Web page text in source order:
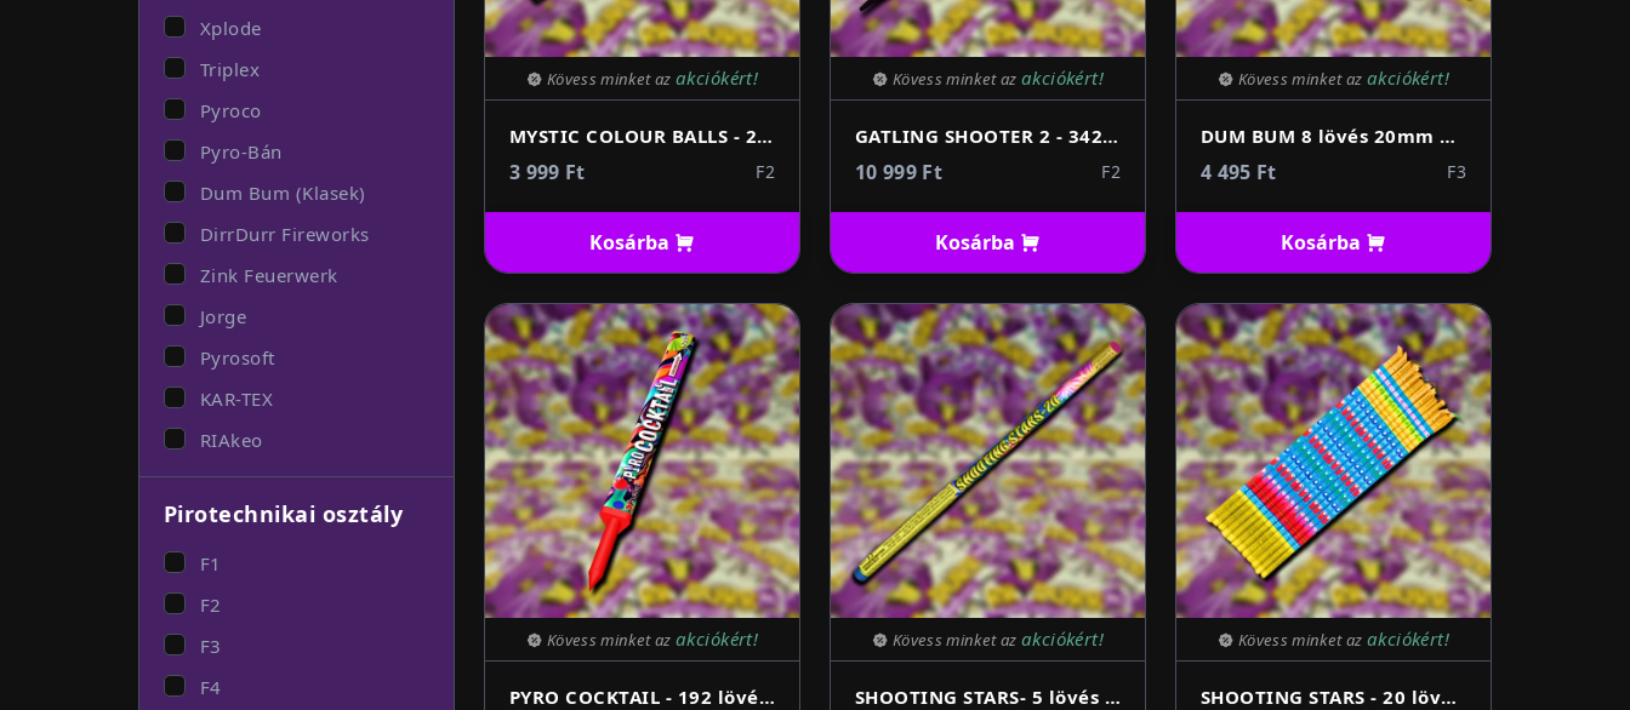
Xplode
Triplex
Pyroco
Pyro-Bán
Dum Bum (Klasek)
DirrDurr Fireworks
Zink Feuerwerk
Jorge
Pyrosoft
KAR-TEX
RIAkeo
Pirotechnikai osztály
F1
F2
F3
F4
Kövess minket az akciókért!
MYSTIC COLOUR BALLS - 20 lövés 12mm
3 999 Ft F2
Kosárba
Kövess minket az akciókért!
GATLING SHOOTER 2 - 342 lövés
10 999 Ft F2
Kosárba
Kövess minket az akciókért!
DUM BUM 8 lövés 20mm 58cm római gyertya 2db/csomag
4 495 Ft F3
Kosárba
Kövess minket az akciókért!
PYRO COCKTAIL - 192 lövés 11mm római gyertya
Kövess minket az akciókért!
SHOOTING STARS- 5 lövés 20mm római gyertya
Kövess minket az akciókért!
SHOOTING STARS - 20 lövés 8mm római gyertya